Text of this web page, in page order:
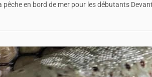
en bord de mer pour les débutants